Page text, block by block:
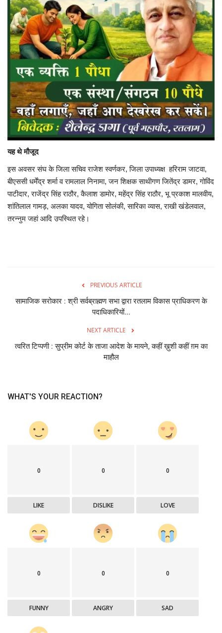
यह थे मौजूद
इस अवसर संघ के जिला सचिव राजेश स्वर्णकर, जिला उपाध्यक्ष हरिराम जाटवा,
बीएससी धर्मेंद्र शर्मा व रामलाल निनामा, जन शिक्षक साथीगण जितेंद्र डामर, गोविंद
पाटीदार, राजेंद्र सिंह राठौर, कैलाश डामोर, महेंद्र सिंह राठौर, भू प्रकाश मालवीय,
शांतिलाल गामड़, अलका यादव, योगिता सोलंकी, सारिका व्यास, राखी खंडेलवाल,
तरन्नुम जहां आदि उपस्थित रहे।
PREVIOUS ARTICLE
सामाजिक सरोकार : श्री सर्वब्राह्मण सभा द्वारा रतलाम विकास प्राधिकरण के
पदाधिकारियों...
NEXT ARTICLE
त्वरित टिप्पणी : सुप्रीम कोर्ट के ताजा आदेश के मायने, कहीं ख़ुशी कहीं ग़म का
माहौल
WHAT'S YOUR REACTION?
0
LIKE
0
DISLIKE
0
LOVE
0
FUNNY
0
ANGRY
0
SAD